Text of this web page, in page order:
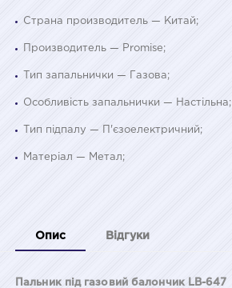
Страна производитель — Китай;
Производитель — Promise;
Тип запальнички — Газова;
Особливість запальнички — Настільна;
Тип підпалу — П'єзоелектричний;
Матеріал — Метал;
Опис Відгуки
Пальник під газовий балончик LB-647